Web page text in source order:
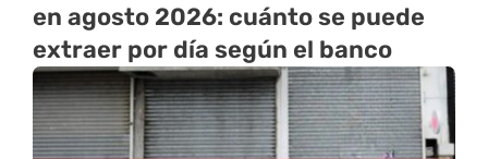
en agosto 2026: cuánto se puede
extraer por día según el banco